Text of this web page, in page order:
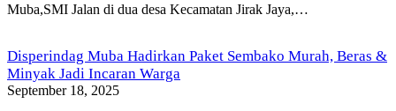
Muba,SMI Jalan di dua desa Kecamatan Jirak Jaya,…
Disperindag Muba Hadirkan Paket Sembako Murah, Beras &
Minyak Jadi Incaran Warga
September 18, 2025